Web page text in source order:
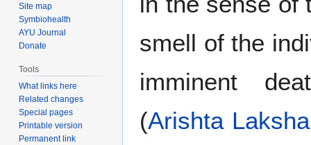
smell of the
imminent
(Arishta
Site map
Symbiohealth
AYU Journal
Donate
Tools
What links here
Related changes
Special pages
Printable version
Permanent link